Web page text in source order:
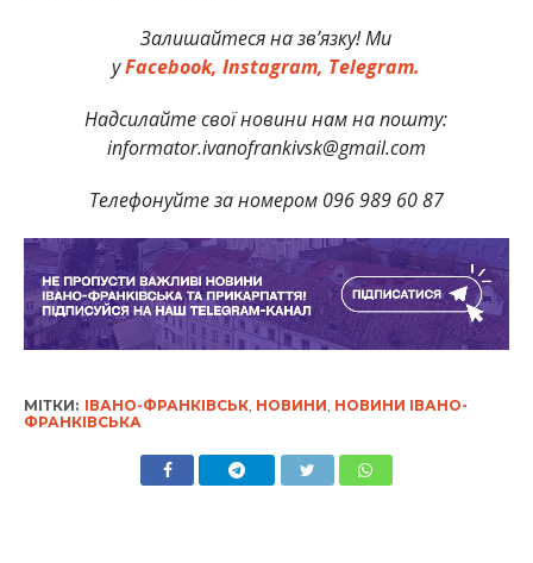
Залишайтеся на зв’язку! Ми
уFacebook, Instagram, Telegram.
Надсилайте свої новини нам на пошту:
informator.ivanofrankivsk@gmail.com
Телефонуйте за номером 096 989 60 87
МІТКИ: ІВАНО-ФРАНКІВСЬК, НОВИНИ НОВИНИ ІВАНО-
ФРАНКІВСЬКА